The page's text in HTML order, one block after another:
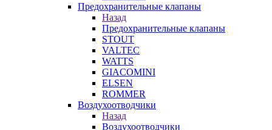
Предохранительные клапаны
Назад
Предохранительные клапаны
STOUT
VALTEC
WATTS
GIACOMINI
ELSEN
ROMMER
Воздухоотводчики
Назад
Воздухоотводчики